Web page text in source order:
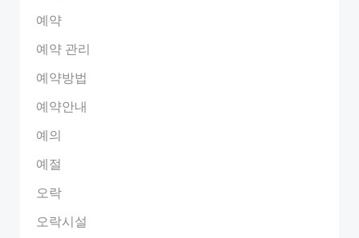
예약
예약 관리
예약방법
예약안내
예의
예절
오락
오락시설